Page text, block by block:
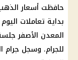
حافظت أسعار